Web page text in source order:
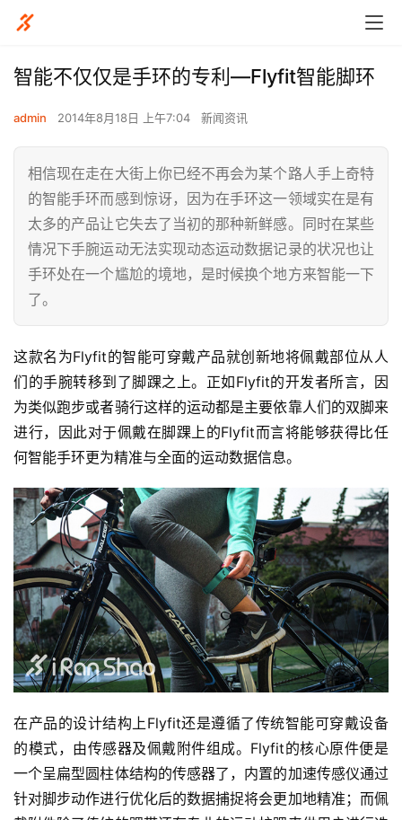
智能不仅仅是手环的专利—Flyfit智能脚环
admin 2014年8月18日 上午7:04 新闻资讯
相信现在走在大街上你已经不再会为某个路人手上奇特
的智能手环而感到惊讶，因为在手环这一领域实在是有
太多的产品让它失去了当初的那种新鲜感。同时在某些
情况下手腕运动无法实现动态运动数据记录的状况也让
手环处在一个尴尬的境地，是时候换个地方来智能一下
了。
这款名为Flyfit的智能可穿戴产品就创新地将佩戴部位从人
们的手腕转移到了脚踝之上。正如Flyfit的开发者所言，因
为类似跑步或者骑行这样的运动都是主要依靠人们的双脚来
进行，因此对于佩戴在脚踝上的Flyfit而言将能够获得比任
何智能手环更为精准与全面的运动数据信息。
在产品的设计结构上Flyfit还是遵循了传统智能可穿戴设备
的模式，由传感器及佩戴附件组成。Flyfit的核心原件便是
一个呈扁型圆柱体结构的传感器了，内置的加速传感仪通过
针对脚步动作进行优化后的数据捕捉将会更加地精准；而佩